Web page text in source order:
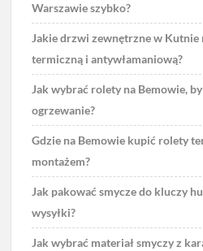
Warszawie szybko?
Jakie drzwi zewnętrzne w Kutnie
termiczną i antywłamaniową?
Jak wybrać rolety na Bemowie,
ogrzewanie?
Gdzie na Bemowie kupić rolety
montażem?
Jak pakować smycze do kluczy
wysyłki?
Jak wybrać materiał smyczy z